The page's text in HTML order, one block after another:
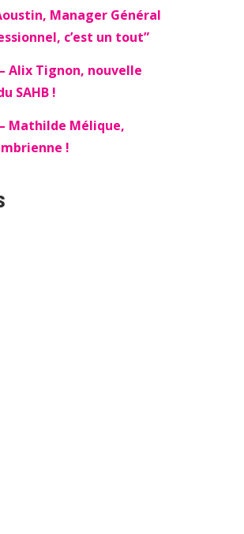
Manager Général
c’est un tout”
Alix Tignon, nouvelle
SAHB !
Mathilde Mélique,
!